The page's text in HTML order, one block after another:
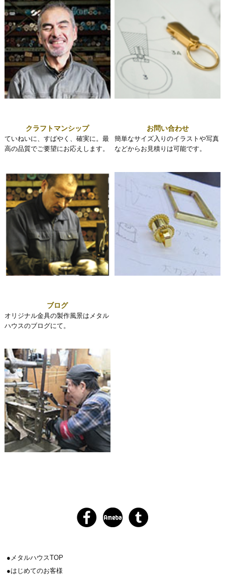
クラフトマンシップ
ていねいに、すばやく、確実に。最
高の品質でご要望にお応えします。
お問い合わせ
簡単なサイズ入りのイラストや写真
などからお見積りは可能です。
ブログ
オリジナル金具の製作風景はメタル
ハウスのブログにて。
メタルハウスTOP
はじめてのお客様